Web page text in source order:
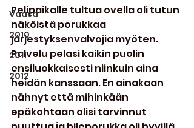
Vaasa
2010
2011
2012
Pelipaikalle tultua ovella oli tutun
näköistä porukkaa
järjestyksenvalvojia myöten.
Palvelu pelasi kaikin puolin
ensiluokkaisesti niinkuin aina
heidän kanssaan. En ainakaan
nähnyt että mihinkään
epäkohtaan olisi tarvinnut